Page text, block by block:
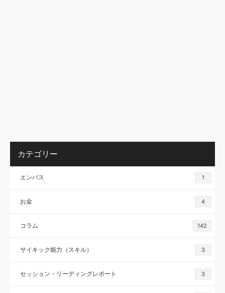
カテゴリー
エンパス 1
お金 4
コラム 142
サイキック能力（スキル） 3
セッション・リーディングレポート 3